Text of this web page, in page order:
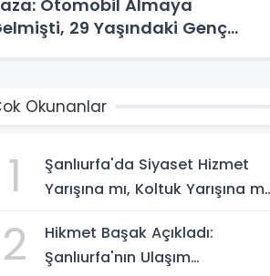
Otomobil Almaya
29 Yaşındaki Genç
Okunanlar
1
Şanlıurfa'da Siyaset Hizmet
Yarışına mı, Koltuk Yarışına mı
2
Hikmet Başak Açıkladı:
Şanlıurfa'nın Ulaşım